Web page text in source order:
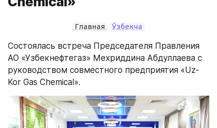
Главная Ўзбекча
Состоялась встреча Председателя Правления
АО «Узбекнефтегаз» Мехриддина Абдуллаева с
руководством совместного предприятия «Uz-
Kor Gas Chemical».